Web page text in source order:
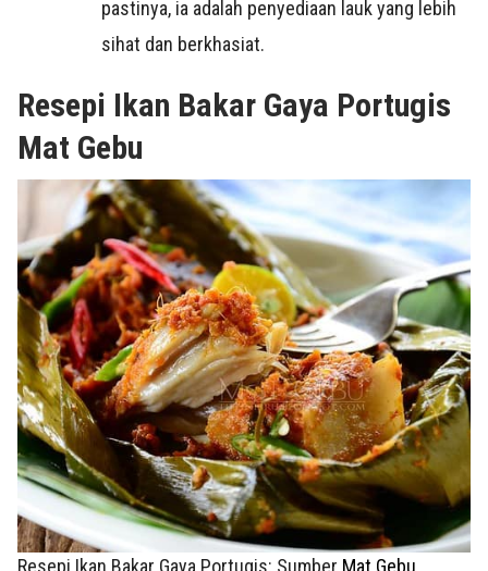
pastinya, ia adalah penyediaan lauk yang lebih
sihat dan berkhasiat.
Resepi Ikan Bakar Gaya Portugis
Mat Gebu
Resepi Ikan Bakar Gaya Portugis: Sumber Mat Gebu